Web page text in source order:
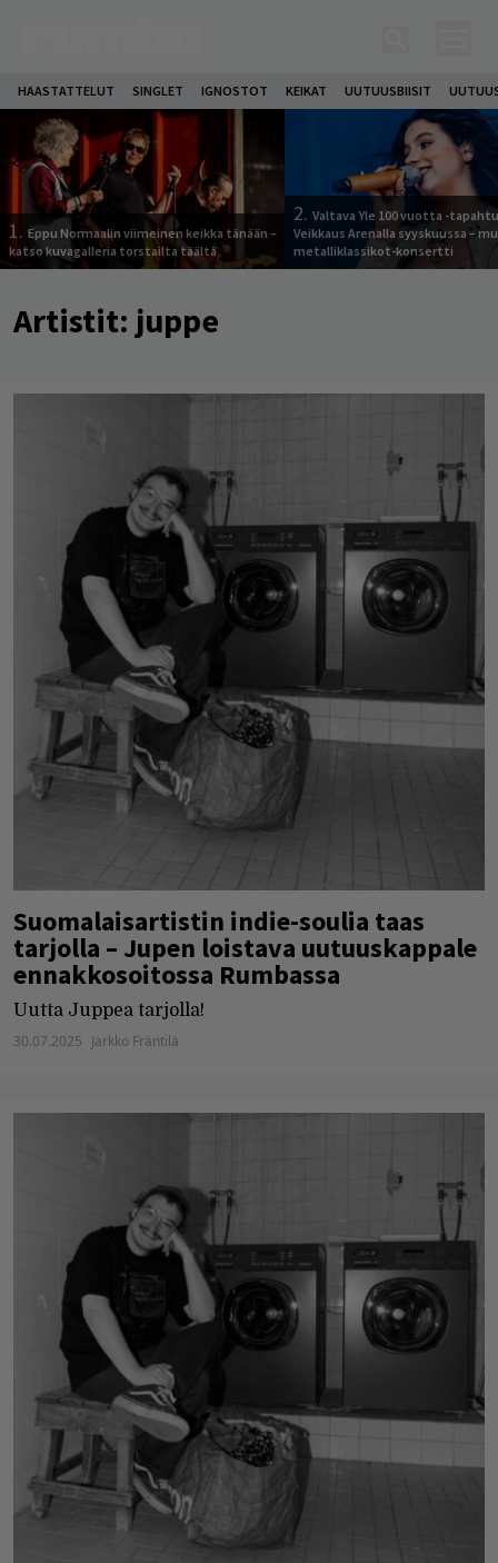
HAASTATTELUT SINGLET IGNOSTOT KEIKAT UUTUUSBIISIT
1. Eppu Normaalin viimeinen keikka tänään –
katso kuvagalleria torstailta täältä
2. Valtava Yle 100 vuotta -
Veikkaus Arenalla syyskuussa –
metalliklassikot-konsertti
Artistit: juppe
Suomalaisartistin indie-soulia taas
tarjolla – Jupen loistava uutuuskappale
ennakkosoitossa Rumbassa
Uutta Juppea tarjolla!
30.07.2025 Jarkko Fräntilä